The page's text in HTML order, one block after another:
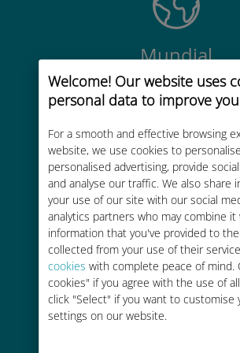
Welcome! Our website uses
personal data to improve
For a smooth and effective browsing
website, we use cookies to
personalised advertising, provide
and analyse our traffic. We also share
your use of our site with our social
analytics partners who may combine
information that you've provided to
collected from your use of their
cookies with complete peace of mind.
cookies" if you agree with the use of
click "Select" if you want to customise
settings on our website.
Mundial
Conectividad celular
alta calidad en más de
Rentable
Hasta un 90% más barato
costes de itinerancia
operador actual